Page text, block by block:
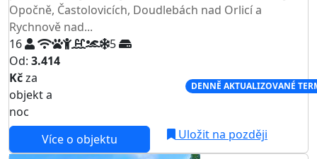
Opočně, Častolovicích, Doudlebách nad Orlicí a
Rychnově nad...
16
5
Od: 3.414
Kčza
objekt a
noc
DENNĚ AKTUALIZOVANÉ
Více o objektu Uložit na později